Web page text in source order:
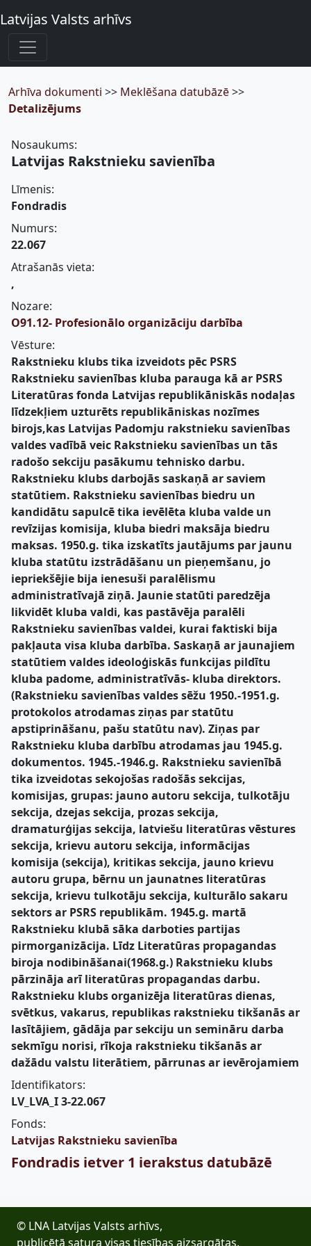
Latvijas Valsts arhīvs
Arhīva dokumenti >> Meklēšana datubāzē>>
Detalizējums
Nosaukums:
Latvijas Rakstnieku savienība
Līmenis:
Fondradis
Numurs:
22.067
Atrašanās vieta:
,
Nozare:
O91.12- Profesionālo organizāciju darbība
Vēsture:
Rakstnieku klubs tika izveidots pēc PSRS
Rakstnieku savienības kluba parauga kā ar PSRS
Literatūras fonda Latvijas republikāniskās nodaļas
līdzekļiem uzturēts republikāniskas nozīmes
birojs,kas Latvijas Padomju rakstnieku savienības
valdes vadībā veic Rakstnieku savienības un tās
radošo sekciju pasākumu tehnisko darbu.
Rakstnieku klubs darbojās saskaņā ar saviem
statūtiem. Rakstnieku savienības biedru un
kandidātu sapulcē tika ievēlēta kluba valde un
revīzijas komisija, kluba biedri maksāja biedru
maksas. 1950.g. tika izskatīts jautājums par jaunu
kluba statūtu izstrādāšanu un pieņemšanu, jo
iepriekšējie bija ienesuši paralēlismu
administratīvajā ziņā. Jaunie statūti paredzēja
likvidēt kluba valdi, kas pastāvēja paralēli
Rakstnieku savienības valdei, kurai faktiski bija
pakļauta visa kluba darbība. Saskaņā ar jaunajiem
statūtiem valdes ideoloģiskās funkcijas pildītu
kluba padome, administratīvās- kluba direktors.
(Rakstnieku savienības valdes sēžu 1950.-1951.g.
protokolos atrodamas ziņas par statūtu
apstiprināšanu, pašu statūtu nav). Ziņas par
Rakstnieku kluba darbību atrodamas jau 1945.g.
dokumentos. 1945.-1946.g. Rakstnieku savienībā
tika izveidotas sekojošas radošās sekcijas,
komisijas, grupas: jauno autoru sekcija, tulkotāju
sekcija, dzejas sekcija, prozas sekcija,
dramaturģijas sekcija, latviešu literatūras vēstures
sekcija, krievu autoru sekcija, informācijas
komisija (sekcija), kritikas sekcija, jauno krievu
autoru grupa, bērnu un jaunatnes literatūras
sekcija, krievu tulkotāju sekcija, kulturālo sakaru
sektors ar PSRS republikām. 1945.g. martā
Rakstnieku klubā sāka darboties partijas
pirmorganizācija. Līdz Literatūras propagandas
biroja nodibināšanai(1968.g.) Rakstnieku klubs
pārzināja arī literatūras propagandas darbu.
Rakstnieku klubs organizēja literatūras dienas,
svētkus, vakarus, republikas rakstnieku tikšanās ar
lasītājiem, gādāja par sekciju un semināru darba
sekmīgu norisi, rīkoja rakstnieku tikšanās ar
dažādu valstu literātiem, pārrunas ar ievērojamiem
Identifikators:
LV_LVA_I 3-22.067
Fonds:
Latvijas Rakstnieku savienība
Fondradis ietver 1 ierakstus datubāzē
© LNA Latvijas Valsts arhīvs,
publicētā satura visas tiesības aizsargātas.